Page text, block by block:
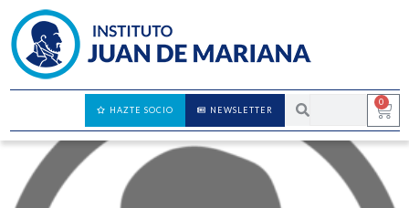
0
NEWSLETTER
HAZTE SOCIO